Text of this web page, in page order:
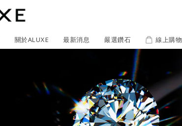
關於ALUXE 最新消息 嚴選鑽石 線上購物
售後服務
幸福指南
IGI培育鑽價格查詢
搜尋